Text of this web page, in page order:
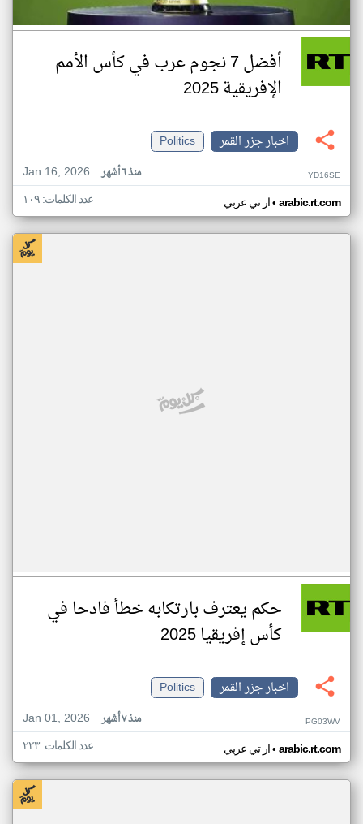
أفضل 7 نجوم عرب في كأس الأمم
الإفريقية 2025
اخبار جزر القمر
Politics
Jan 16, 2026
منذ ٦ أشهر YD16SE
ار تي عربي• arabic.rt.com عدد الكلمات: ١٠٩
حكم يعترف بارتكابه خطأ فادحا في
كأس إفريقيا 2025
اخبار جزر القمر
Politics
Jan 01, 2026
منذ ٧ أشهر PG03WV
ار تي عربي• arabic.rt.com عدد الكلمات: ٢٢٣